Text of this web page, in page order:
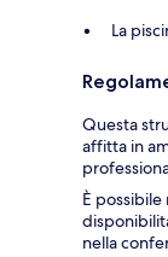
La
Questa
affitta in
È
nella